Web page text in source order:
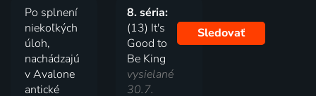
Po splnení
niekoľkých
úloh,
nachádzajú
v Avalone
antické
8. séria:
(13) It's
Good to
Be King
vysielané
30.7.
Sledovať